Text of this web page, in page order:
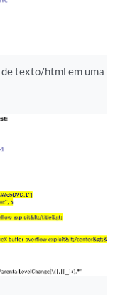
texto/html em uma